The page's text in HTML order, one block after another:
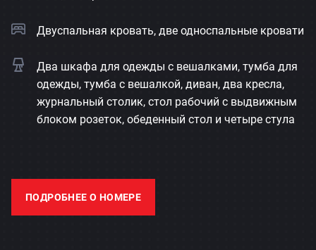
Двуспальная кровать, две односпальные кровати
Два шкафа для одежды с вешалками, тумба для
одежды, тумба с вешалкой, диван, два кресла,
журнальный столик, стол рабочий с выдвижным
блоком розеток, обеденный стол и четыре стула
ПОДРОБНЕЕ О НОМЕРЕ